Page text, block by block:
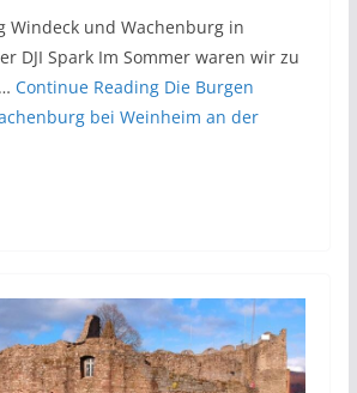
Windeck und Wachenburg in
DJI Spark Im Sommer waren wir zu
Continue ReadingDie Burgen
bei Weinheim an der